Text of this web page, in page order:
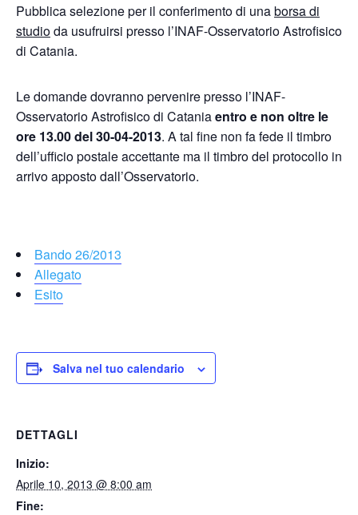
Pubblica selezione per il conferimento di unaborsa di
studioda usufruirsi presso l’INAF-Osservatorio Astrofisico
di Catania.
Le domande dovranno pervenire presso l’INAF-
Osservatorio Astrofisico di Cataniaentro e non oltre le
ore 13.00 del 30-04-2013. A tal fine non fa fede il timbro
dell’ufficio postale accettante ma il timbro del protocollo in
arrivo apposto dall’Osservatorio.
Bando 26/2013
Allegato
Esito
Salva nel tuo calendario
DETTAGLI
Inizio:
Aprile 10, 2013 @ 8:00 am
Fine: